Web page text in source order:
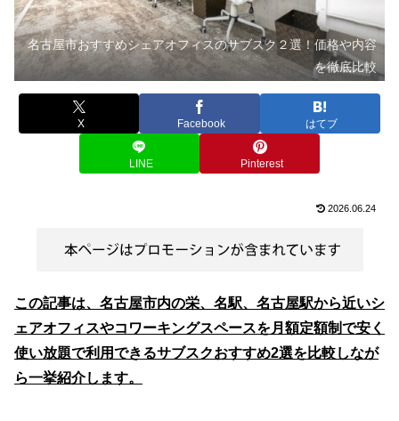
名古屋市おすすめシェアオフィスのサブスク２選！価格や内容
を徹底比較
X Facebook はてブ
LINE Pinterest
2026.06.24
この記事は、名古屋市内の栄、名駅、名古屋駅から近いシ
ェアオフィスやコワーキングスペースを月額定額制で安く
使い放題で利用できるサブスクおすすめ2選を比較しなが
ら一挙紹介します。